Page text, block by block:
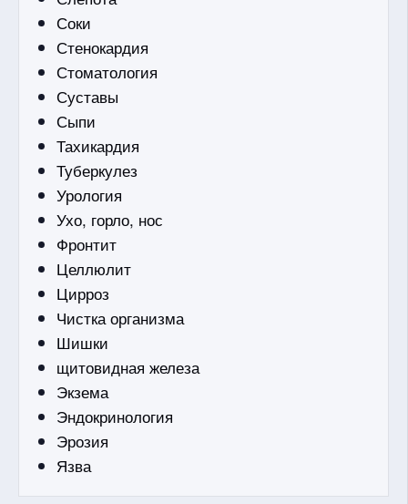
Соки
Стенокардия
Стоматология
Суставы
Сыпи
Тахикардия
Туберкулез
Урология
Ухо, горло, нос
Фронтит
Целлюлит
Цирроз
Чистка организма
Шишки
щитовидная железа
Экзема
Эндокринология
Эрозия
Язва